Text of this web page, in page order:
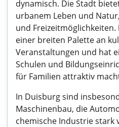
dynamisch. Die Stadt
urbanem Leben und
und
einer breiten Palette an
Veranstaltungen und hat
Schulen und
für Familien attraktiv
In Duisburg sind
Maschinenbau, die
chemische Industrie stark